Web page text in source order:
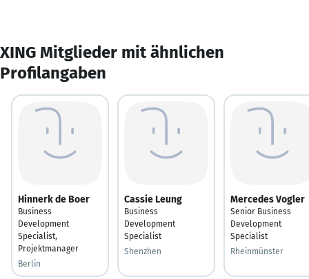
XING Mitglieder mit ähnlichen
Profilangaben
Hinnerk de Boer
Business
Development
Specialist,
Projektmanager
Berlin
Cassie Leung
Business
Development
Specialist
Shenzhen
Mercedes Vogler
Senior Business
Development
Specialist
Rheinmünster